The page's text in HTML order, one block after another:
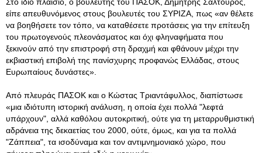
είπε απευθυνόμενος στους βουλευτές του ΣΥΡΙΖΑ, πως «αν θέλετε
να βοηθήσετε τον τόπο, να καταθέσετε προτάσεις για την επίτευξη
του πρωτογενούς πλεονάσματος και όχι φληναφήματα που
ξεκινούν από την επιστροφή στη δραχμή και φθάνουν μέχρι την
εκβιαστική επιβολή της πανίσχυρης προφανώς Ελλάδας, στους
Ευρωπαίους δυνάστες».
Από πλευράς ΠΑΣΟΚ και ο Κώστας Τριαντάφυλλος, διαπίστωσε
«μια ιδιότυπη ιστορική ανάλυση, η οποία έχει πολλά "λεφτά
υπάρχουν", αλλά καθόλου αυτοκριτική, ούτε για τη μεταρρυθμιστική
αδράνεια της δεκαετίας του 2000, ούτε, όμως, και για τα πολλά
"Ζάππεια", τα ισοδύναμα και τον αντιμνημονιακό χώρο, που